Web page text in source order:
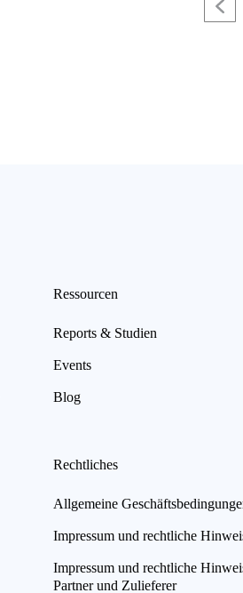
Ressourcen
Reports & Studien
Events
Blog
Rechtliches
Allgemeine
Impressum und rechtliche
Impressum und rechtliche
Partner und Zulieferer